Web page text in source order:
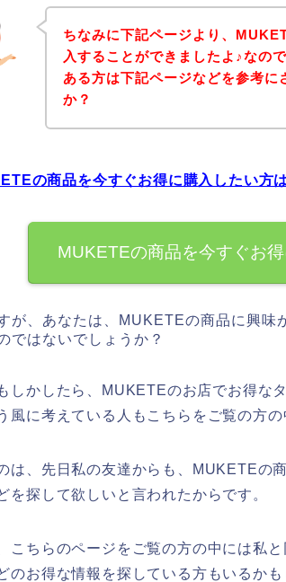
ちなみに下記ページより、
入することができましたよ♪なの
ある方は下記ページなどを参考に
か？
の商品を今すぐお得に購入したい方
MUKETEの商品を今すぐお
が、あなたは、MUKETEの商品に興味
ではないでしょうか？
しかしたら、MUKETEのお店でお得な
風に考えている人もこちらをご覧の方
は、先日私の友達からも、MUKETEの
を探して欲しいと言われたからです。
こちらのページをご覧の方の中には私
のお得な情報を探している方もいるかも